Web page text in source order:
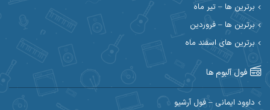
احسان رمضانی احسان علیانی
احسان کریمی احسان کمری
احسان مرادیان احمد اسلامی
احمد بیرانوند
برترین ها – تیر ماه
برترین ها – فروردین
برترین های اسفند ماه
فول آلبوم ها
داوود ایمانی – فول آرشیو